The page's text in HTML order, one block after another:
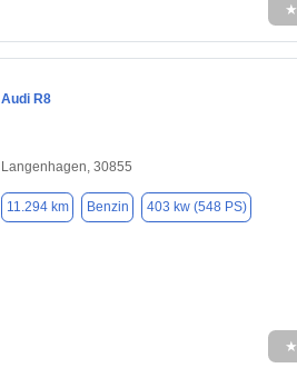
★
Audi R8
Langenhagen, 30855
11.294 km Benzin 403 kw (548 PS)
★